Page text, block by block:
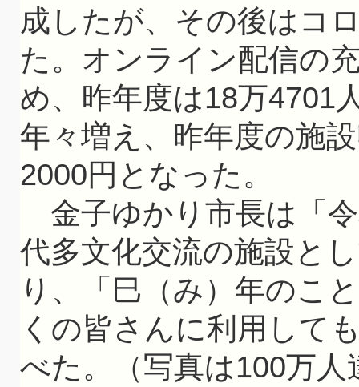
成したが、その後はコ
た。オンライン配信の
め、昨年度は18万4701
年々増え、昨年度の施
2000円となった。
金子ゆかり市長は「
代多文化交流の施設と
り、「巳（み）年のこ
くの皆さんに利用して
べた。（写真は100万